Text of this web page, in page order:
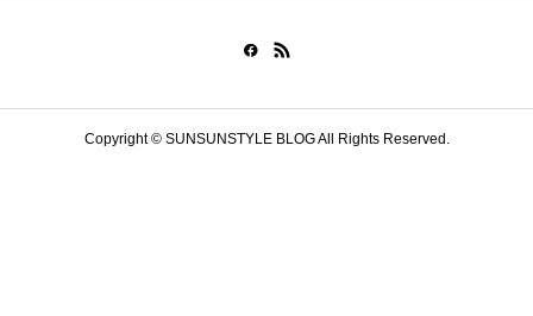
Copyright © SUNSUNSTYLE BLOG All Rights Reserved.